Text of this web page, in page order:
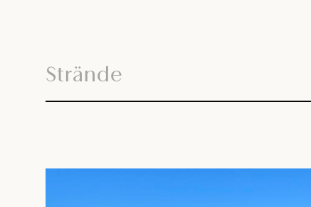
Strände